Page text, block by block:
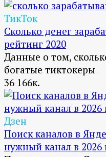
ТикТок
Сколько денег
рейтинг 2020
Данные о том,
богатые тиктокеры
36 166к.
Дзен
Поиск каналов в
нужный канал в 2026